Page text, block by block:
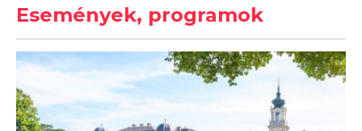
Események, programok